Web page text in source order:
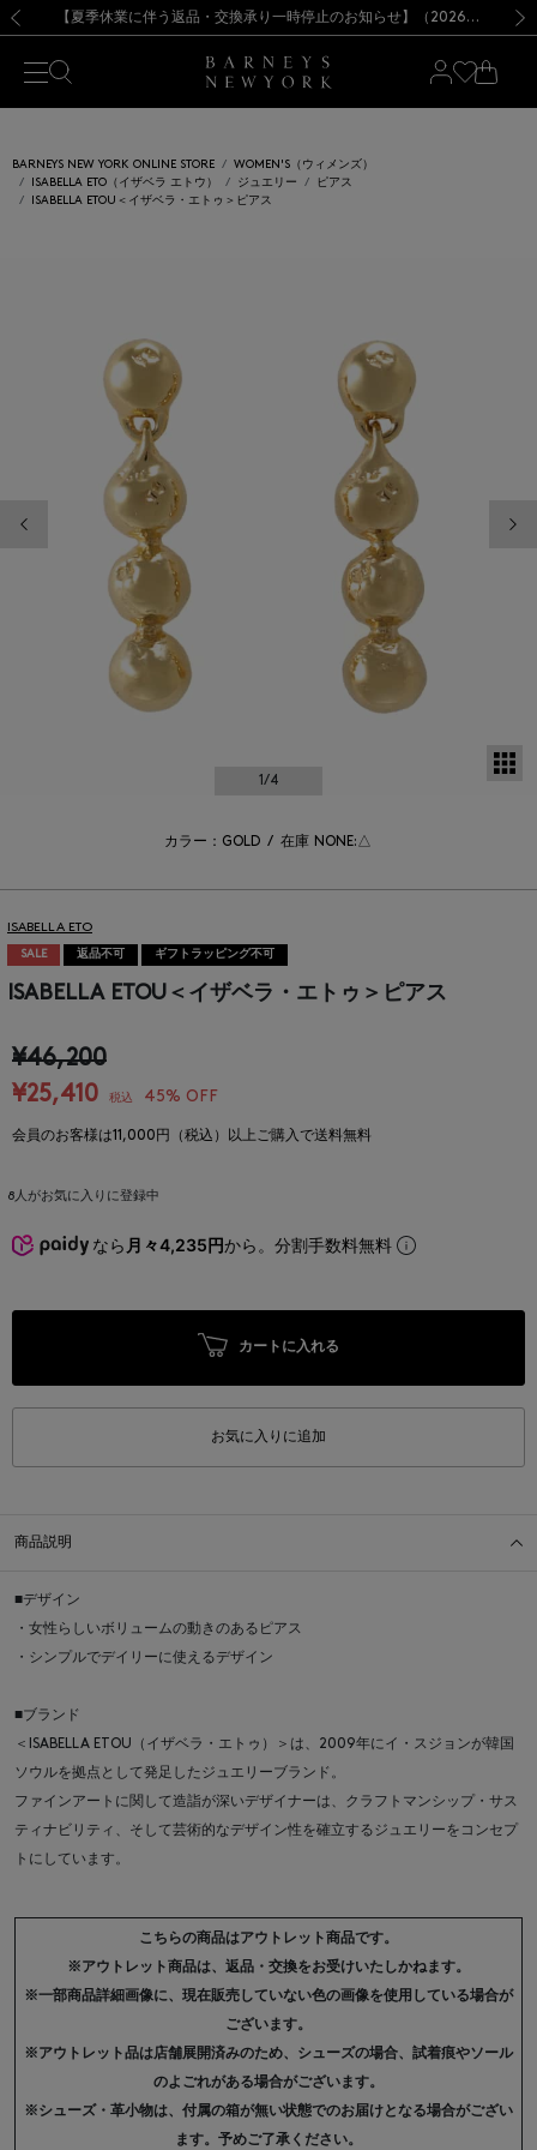
新規登録のお客様も対象！＜MY BARNEYS＞会員のお客様は11,000円（税込）以上のお買上げで常時送料無料！お買い物の際は会員登録を！
【夏季休業に伴う出荷一時停止のお知らせ】(2026.8.7) 【オンラインストア カスタマーセンター夏季休業に関するお知らせ】（2026.8.7）【夏季休業に伴う返品・交換承り一時停止のお知らせ】（2026.8.5）
熊本県を中心とした地震の影響によるお荷物のお届けについて
【開催中】SUMMER SALEのご案内・ご注意事項 新規登録のお客様も対象！＜MY BARNEYS＞会員のお客様は11,000円（税込）以上のお買上げで常時送料無料！お買い物の際は会員登録を！
【夏季休業に伴う出荷一時停止のお知らせ】(2026.8.7)
BARNEYS NEW YORK ONLINE STORE
WOMEN'S（ウィメンズ）
ISABELLA ETO（イザベラ エトウ）
ジュエリー
ピアス
ISABELLA ETOU＜イザベラ・エトゥ＞ピアス
1/4
カラー：GOLD / 在庫 NONE:△
ISABELLA ETO
SALE 返品不可 ギフトラッピング不可
ISABELLA ETOU＜イザベラ・エトゥ＞ピアス
¥46,200
¥25,410
税込 45% OFF
会員のお客様は11,000円（税込）以上ご購入で送料無料
8人がお気に入りに登録中
なら 月々4,235円から。分割手数料無料
カートに入れる
お気に入りに追加
商品説明
■デザイン
・女性らしいボリュームの動きのあるピアス
・シンプルでデイリーに使えるデザイン
■ブランド
＜ISABELLA ETOU（イザベラ・エトゥ）＞は、2009年にイ・スジョンが韓国
ソウルを拠点として発足したジュエリーブランド。
ファインアートに関して造詣が深いデザイナーは、クラフトマンシップ・サス
ティナビリティ、そして芸術的なデザイン性を確立するジュエリーをコンセプ
トにしています。
こちらの商品はアウトレット商品です。
※アウトレット商品は、返品・交換をお受けいたしかねます。
※一部商品詳細画像に、現在販売していない色の画像を使用している場合が
ございます。
※アウトレット品は店舗展開済みのため、シューズの場合、試着痕やソール
のよごれがある場合がございます。
※シューズ・革小物は、付属の箱が無い状態でのお届けとなる場合がござい
ます。予めご了承ください。